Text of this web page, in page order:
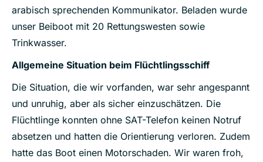
arabisch sprechenden Kommunikator. Beladen wurde
unser Beiboot mit 20 Rettungswesten sowie
Trinkwasser.
Allgemeine Situation beim Flüchtlingsschiff
Die Situation, die wir vorfanden, war sehr angespannt
und unruhig, aber als sicher einzuschätzen. Die
Flüchtlinge konnten ohne SAT-Telefon keinen Notruf
absetzen und hatten die Orientierung verloren. Zudem
hatte das Boot einen Motorschaden. Wir waren froh,